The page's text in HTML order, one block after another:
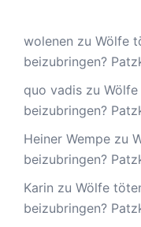
wolenen zu Wölfe
beizubringen?
quo vadis zu
beizubringen?
Heiner Wempe zu
beizubringen?
Karin zu Wölfe
beizubringen?